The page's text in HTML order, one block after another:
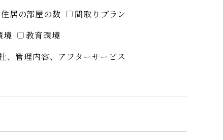
住居の部屋の数
間取りプラン
境
教育環境
、管理内容、アフターサービス